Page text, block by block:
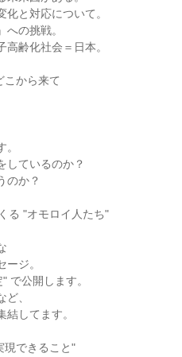
化と対応について。
への挑戦。
高齢化社会＝日本。
こから来て
しているのか？
のか？
る "オモロイ人たち"
ジ。
で公開します。
ど、
してます。
現できること"